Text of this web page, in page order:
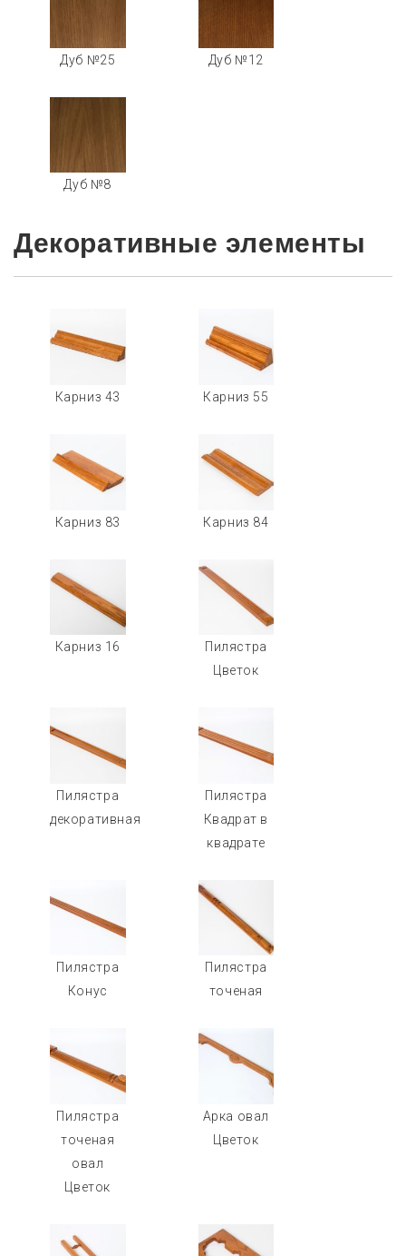
Дуб №25 Дуб №12
Дуб №8
Декоративные элементы
Карниз 43 Карниз 55
Карниз 83 Карниз 84
Карниз 16
Пилястра
Цветок
Пилястра
декоративная
Пилястра
Квадрат в
квадрате
Пилястра
Конус
Пилястра
точеная
Пилястра
точеная
овал
Цветок
Арка овал
Цветок